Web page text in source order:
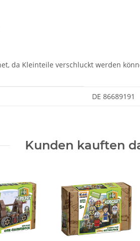
da Kleinteile verschluckt werden
DE 86689191
Kunden kauften